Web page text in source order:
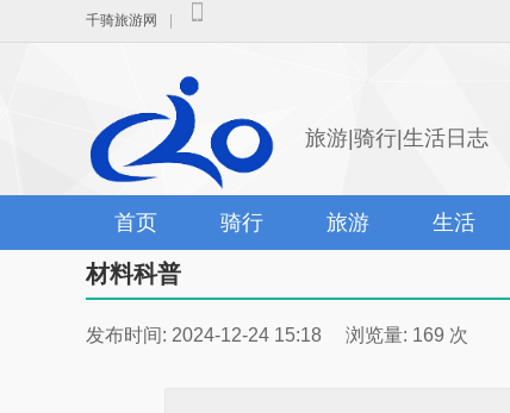
千骑旅游网
旅游|骑行|生活日志
首页 骑行 旅游 生活
材料科普
发布时间: 2024-12-24 15:18 浏览量: 169 次